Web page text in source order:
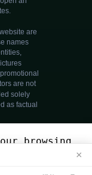
browsing
use our
of
×